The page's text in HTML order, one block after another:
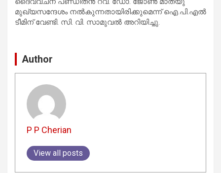
മുഖ്യസന്ദേശം നൽകുന്നതായിരിക്കുമെന്ന് ഐ.പി.എൽ
ടീമിന് വേണ്ടി. സി. വി. സാമുവൽ അറിയിച്ചു.
Author
P P Cherian
View all posts